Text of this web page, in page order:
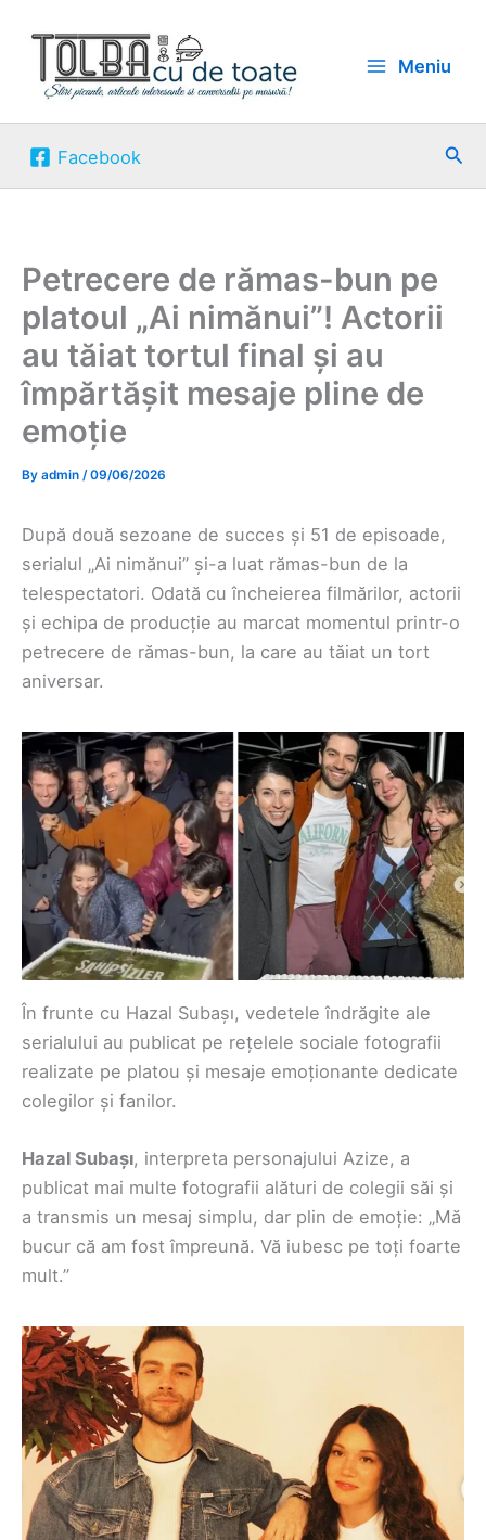
content
Meniu
Facebook
Petrecere de rămas-bun pe
platoul „Ai nimănui”! Actorii
au tăiat tortul final și au
împărtășit mesaje pline de
emoție
By admin /09/06/2026
După două sezoane de succes și 51 de episoade,
serialul „Ai nimănui” și-a luat rămas-bun de la
telespectatori. Odată cu încheierea filmărilor, actorii
și echipa de producție au marcat momentul printr-o
petrecere de rămas-bun, la care au tăiat un tort
aniversar.
În frunte cu Hazal Subașı, vedetele îndrăgite ale
serialului au publicat pe rețelele sociale fotografii
realizate pe platou și mesaje emoționante dedicate
colegilor și fanilor.
Hazal Subașı, interpreta personajului Azize, a
publicat mai multe fotografii alături de colegii săi și
a transmis un mesaj simplu, dar plin de emoție: „Mă
bucur că am fost împreună. Vă iubesc pe toți foarte
mult.”